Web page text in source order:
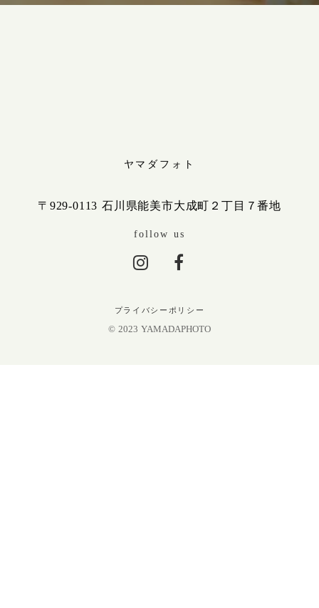
ヤマダフォト
〒929-0113 石川県能美市大成町２丁目７番地
follow us
プライバシーポリシー
© 2023 YAMADAPHOTO